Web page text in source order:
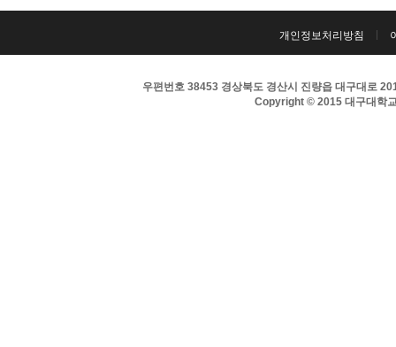
개인정보처리방침
우편번호 38453 경상북도 경산시 진량읍 대구대로
Copyright © 2015 대구대학